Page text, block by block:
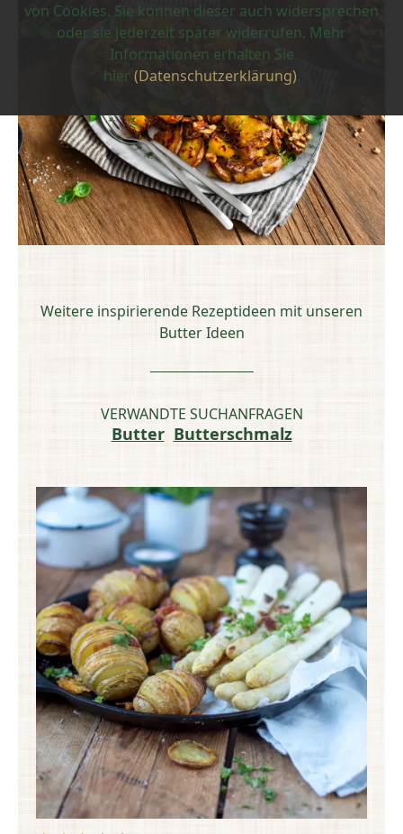
von Cookies. Sie können dieser auch widersprechen
oder sie jederzeit später widerrufen. Mehr
Informationen erhalten Sie
hier (Datenschutzerklärung).
Weitere inspirierende Rezeptideen mit unseren
Butter Ideen
VERWANDTE SUCHANFRAGEN
Butter Butterschmalz